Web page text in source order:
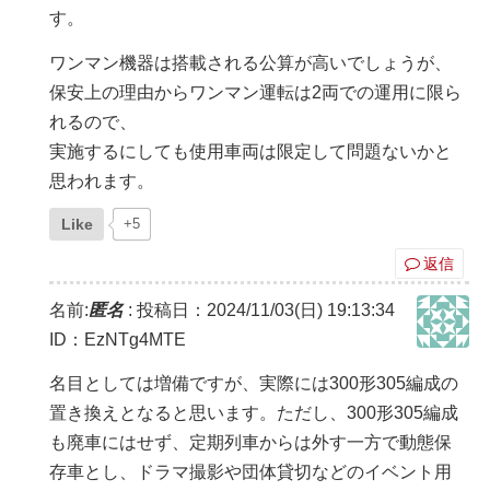
す。
ワンマン機器は搭載される公算が高いでしょうが、
保安上の理由からワンマン運転は2両での運用に限ら
れるので、
実施するにしても使用車両は限定して問題ないかと
思われます。
Like +5
返信
名前:匿名: 投稿日：2024/11/03(日) 19:13:34
ID：EzNTg4MTE
名目としては増備ですが、実際には300形305編成の
置き換えとなると思います。ただし、300形305編成
も廃車にはせず、定期列車からは外す一方で動態保
存車とし、ドラマ撮影や団体貸切などのイベント用